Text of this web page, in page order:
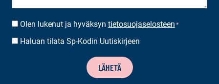
SUOSTUMUS*
Olen lukenut ja hyväksyn tietosuojaselosteen *
UUTISKIRJEEN
Haluan tilata Sp-Kodin Uutiskirjeen
LÄHETÄ